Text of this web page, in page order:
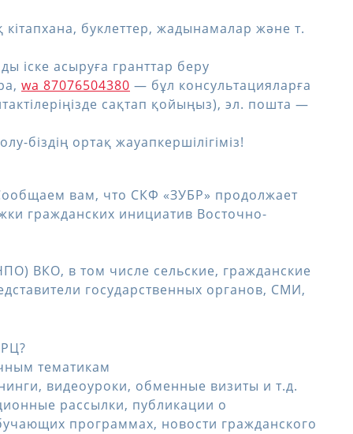
кітапхана, буклеттер, жадынамалар және т.
іске асыруға гранттар беру
wa 87076504380 — бұл консультацияларға
сақтап қойыңыз), эл. пошта —
біздің ортақ жауапкершілігіміз!
вам, что СКФ «ЗУБР» продолжает
гражданских инициатив Восточно-
ВКО, в том числе сельские, гражданские
государственных органов, СМИ,
тематикам
видеоуроки, обменные визиты и т.д.
рассылки, публикации о
программах, новости гражданского